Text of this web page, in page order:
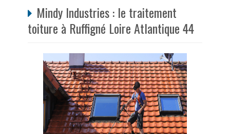
Mindy Industries : le traitement
toiture à Ruffigné Loire Atlantique 44